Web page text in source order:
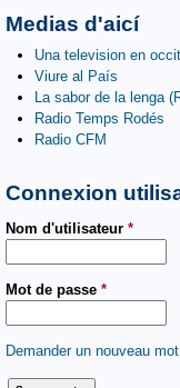
Medias d'aicí
Una television en
Viure al País
La sabor de la lenga
Radio Temps Rodés
Radio CFM
Connexion
Nom d'utilisateur *
Mot de passe *
Demander un nouveau